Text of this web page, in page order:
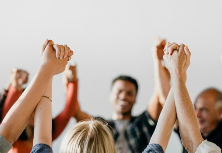
Talleres
Terapia online
Noticias
Contacto
656 357 094 Facebook